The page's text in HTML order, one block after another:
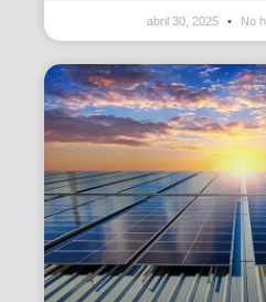
abril 30, 2025 No